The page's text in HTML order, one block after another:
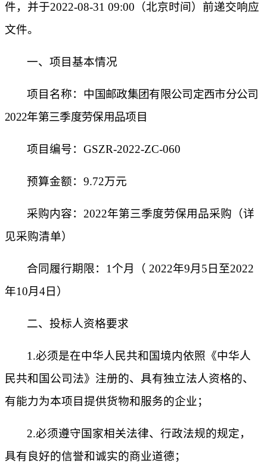
件，并于2022-08-31 09:00（北京时间）前递交响应
文件。
一、项目基本情况
项目名称： 中国邮政集团有限公司定西市分公司
2022年第三季度劳保用品项目
项目编号：GSZR-2022-ZC-060
预算金额：9.72万元
采购内容： 2022年第三季度劳保用品采购 （详
见采购清单）
合同履行期限： 1个月（ 2022年9月 5 日至2022
年10月 4日）
二、投标人资格要求
1.必须是在中华人民共和国境内依照《中华人
民共和国公司法》注册的、具有独立法人资格的、
有能力为本项目提供货物和服务的企业；
2.必须遵守国家相关法律、行政法规的规定，
具有良好的信誉和诚实的商业道德；